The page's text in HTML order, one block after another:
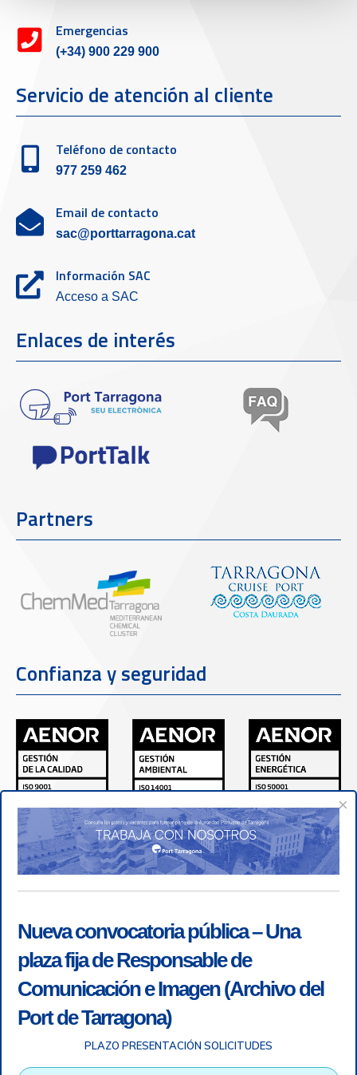
Emergencias
(+34) 900 229 900
Servicio de atención al cliente
Teléfono de contacto
977 259 462
Email de contacto
sac@porttarragona.cat
Información SAC
Acceso a SAC
Enlaces de interés
Partners
Confianza y seguridad
×
Nueva convocatoria pública – Una
plaza fija de Responsable de
Comunicación e Imagen (Archivo del
Port de Tarragona)
PLAZO PRESENTACIÓN SOLICITUDES